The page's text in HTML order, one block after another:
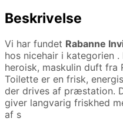
Beskrivelse
Vi har fundet Rabanne
hos nicehair i kategorien .
heroisk, maskulin duft fra
Toilette er en frisk,
der drives af præstation.
giver langvarig friskhed
af s